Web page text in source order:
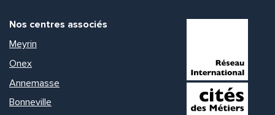
Nos centres associés
Meyrin
Onex
Annemasse
Bonneville